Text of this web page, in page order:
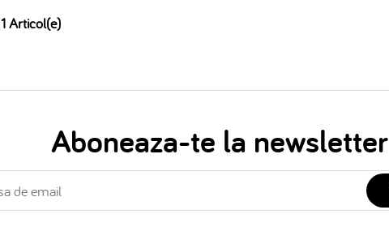
1 Articol(e)
Aboneaza-te la newsletter